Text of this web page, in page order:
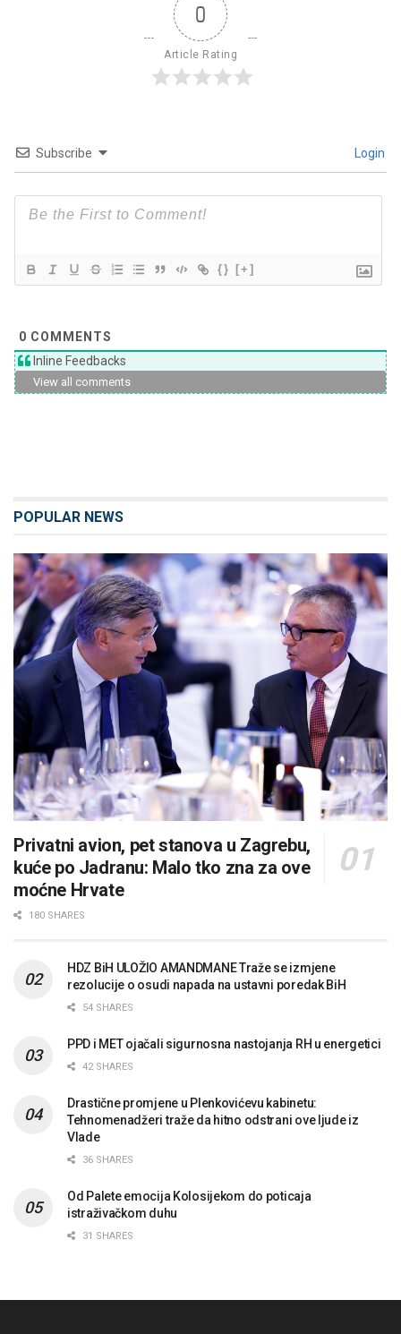
0
Article Rating
Subscribe Login
{} [+]
0 COMMENTS
Inline Feedbacks
View all comments
POPULAR NEWS
Privatni avion, pet stanova u Zagrebu,
kuće po Jadranu: Malo tko zna za ove
moćne Hrvate
180 SHARES
HDZ BiH ULOŽIO AMANDMANE Traže se izmjene
rezolucije o osudi napada na ustavni poredak BiH
54 SHARES
PPD i MET ojačali sigurnosna nastojanja RH u energetici
42 SHARES
Drastične promjene u Plenkovićevu kabinetu:
Tehnomenadžeri traže da hitno odstrani ove ljude iz
Vlade
36 SHARES
Od Palete emocija Kolosijekom do poticaja
istraživačkom duhu
31 SHARES